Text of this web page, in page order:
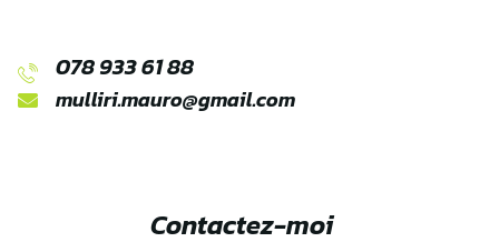
078 933 61 88
mulliri.mauro@gmail.com
Contactez-moi